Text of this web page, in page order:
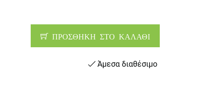
ΠΡΟΣΘΗΚΗ ΣΤΟ ΚΑΛΑΘΙ
Άμεσα διαθέσιμο